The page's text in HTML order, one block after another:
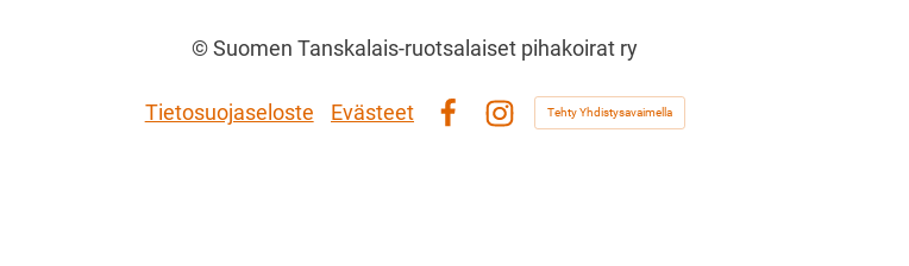
©Suomen Tanskalais-ruotsalaiset pihakoirat ry
Tietosuojaseloste
Evästeet
Tehty Yhdistysavaimella